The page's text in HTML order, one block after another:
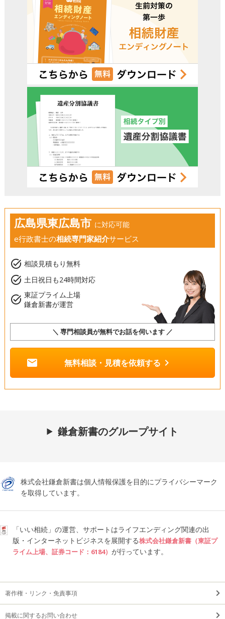
広島県東広島市 に対応可能
e行政書士の相続専門家紹介サービス
task_alt 相談見積もり無料
task_alt 土日祝日も24時間対応
task_alt 東証プライム上場
鎌倉新書が運営
＼ 専門相談員が無料でお話を伺います ／
mail 無料相談・見積を依頼する chevron_right
鎌倉新書のグループサイト
株式会社鎌倉新書は個人情報保護を目的にプライバシーマーク
を取得しています。
「いい相続」の運営、サポートはライフエンディング関連の出
版・インターネットビジネスを展開する株式会社鎌倉新書（東証プ
ライム上場、証券コード：6184） が行っています。
著作権・リンク・免責事項
掲載に関するお問い合わせ